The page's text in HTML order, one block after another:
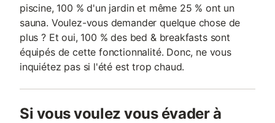
piscine, 100 % d'un jardin et même 25 % ont un
sauna. Voulez-vous demander quelque chose de
plus ? Et oui, 100 % des bed & breakfasts sont
équipés de cette fonctionnalité. Donc, ne vous
inquiétez pas si l'été est trop chaud.
Si vous voulez vous évader à